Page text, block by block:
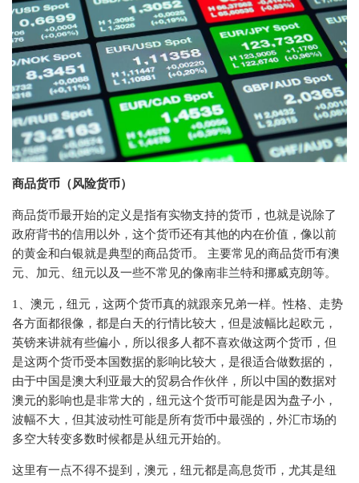
商品货币（风险货币）
商品货币最开始的定义是指有实物支持的货币，也就是说除了
政府背书的信用以外，这个货币还有其他的内在价值，像以前
的黄金和白银就是典型的商品货币。 主要常见的商品货币有澳
元、加元、纽元以及一些不常见的像南非兰特和挪威克朗等。
1、澳元，纽元，这两个货币真的就跟亲兄弟一样。性格、走势
各方面都很像，都是白天的行情比较大，但是波幅比起欧元，
英镑来讲就有些偏小，所以很多人都不喜欢做这两个货币，但
是这两个货币受本国数据的影响比较大，是很适合做数据的，
由于中国是澳大利亚最大的贸易合作伙伴，所以中国的数据对
澳元的影响也是非常大的，纽元这个货币可能是因为盘子小，
波幅不大，但其波动性可能是所有货币中最强的，外汇市场的
多空大转变多数时候都是从纽元开始的。
这里有一点不得不提到，澳元，纽元都是高息货币，尤其是纽